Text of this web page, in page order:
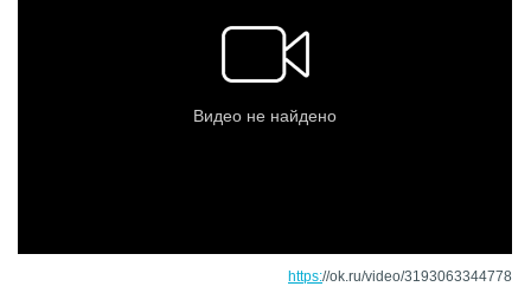
https://ok.ru/video/3193063344778